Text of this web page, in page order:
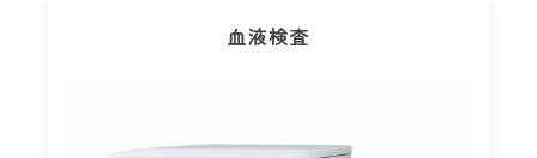
血液検査